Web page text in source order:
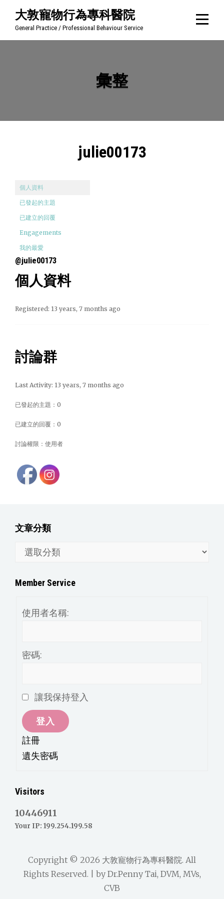
content
大敦寵物行為專科醫院
General Practice / Professional Behaviour Service
彙整
julie00173
個人資料
已發起的主題
已建立的回覆
Engagements
我的最愛
@julie00173
個人資料
Registered: 13 years, 7 months ago
討論群
Last Activity: 13 years, 7 months ago
已發起的主題：0
已建立的回覆：0
討論權限：使用者
文章分類
分
Member Service
使用者名稱:
密碼:
讓我保持登入
登入
註冊
遺失密碼
Visitors
10446911
Your IP: 199.254.199.58
Copyright © 2026 大敦寵物行為專科醫院. All
Rights Reserved. | by Dr.Penny Tai, DVM, MVs,
CVB